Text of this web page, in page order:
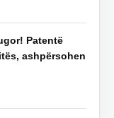
Patentë
ashpërsohen